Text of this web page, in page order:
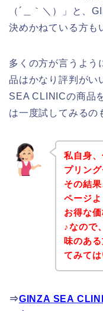
（´＿｀＼）」と、
決めかねている方も
多くの方が言うよ
品はかなり評判がい
SEA CLINICの商品
は一度試してみるの
私自身
プリン
その結
ページ
お得な
♪なので
味のあ
てみて
⇒GINZA SEA